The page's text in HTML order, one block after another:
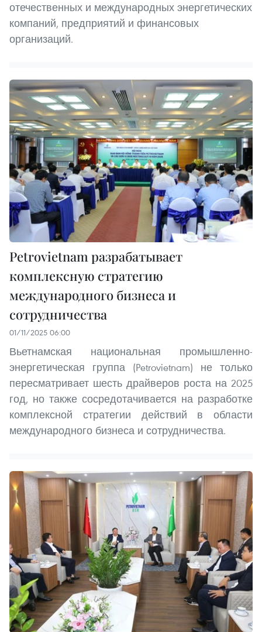
отечественных и международных энергетических
компаний, предприятий и финансовых
организаций.
Petrovietnam разрабатывает
комплексную стратегию
международного бизнеса и
сотрудничества
01/11/2025 06:00
Вьетнамская национальная промышленно-
энергетическая группа (Petrovietnam) не только
пересматривает шесть драйверов роста на 2025
год, но также сосредотачивается на разработке
комплексной стратегии действий в области
международного бизнеса и сотрудничества.